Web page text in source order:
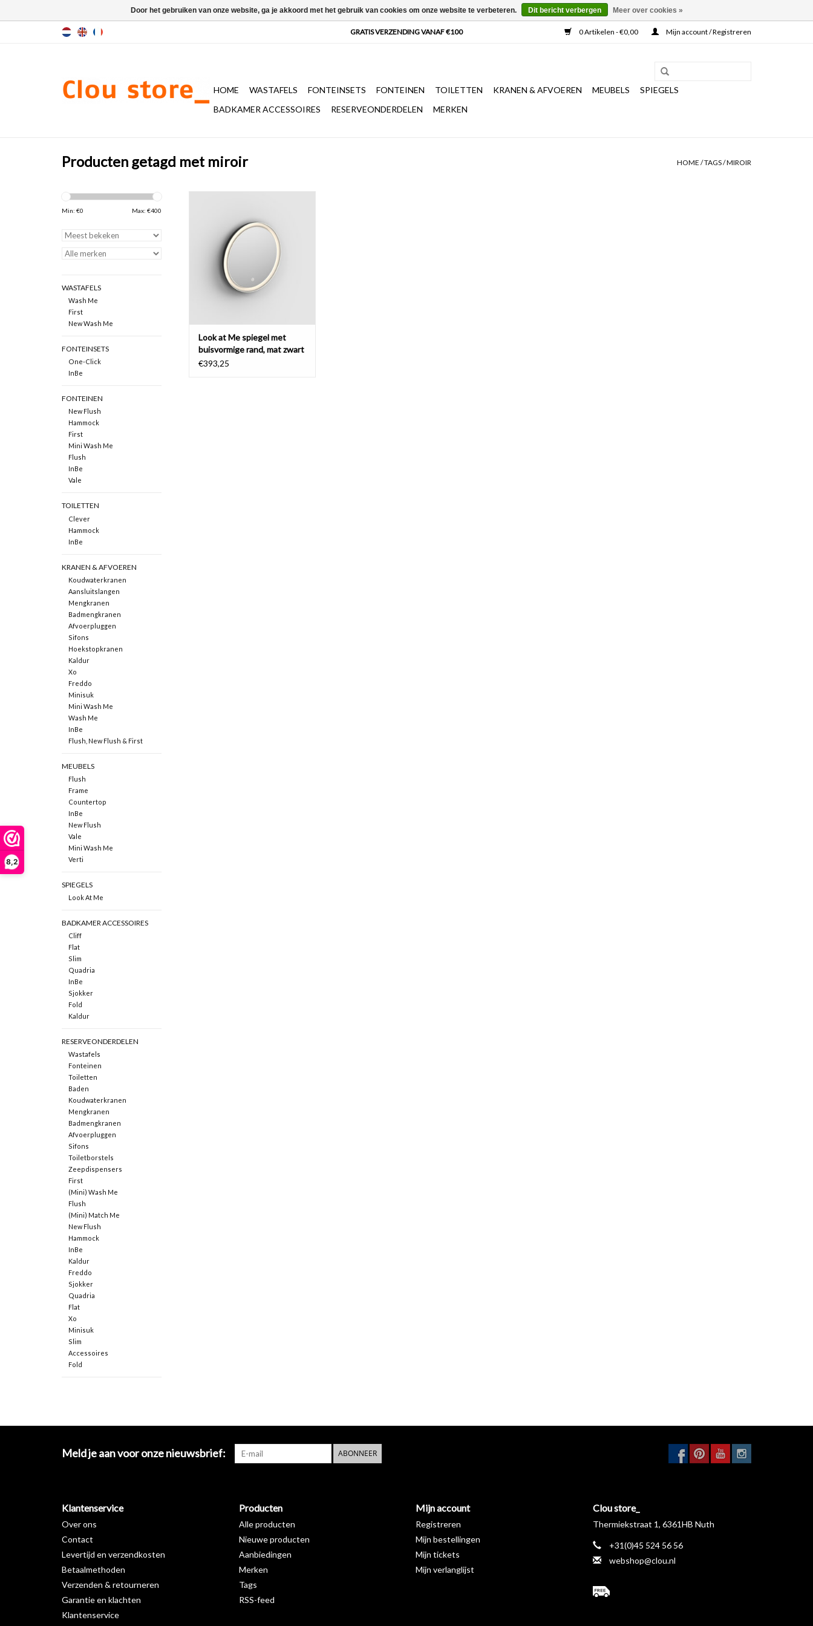
8,2
0 Artikelen - €0,00 Mijn account / Registreren
HOME WASTAFELS FONTEINSETS FONTEINEN TOILETTEN KRANEN & AFVOEREN MEUBELS
SPIEGELS
BADKAMER ACCESSOIRES
RESERVEONDERDELEN MERKEN
Producten getagd met miroir HOME /TAGS/MIROIR
Min: €0 Max: €400
WASTAFELS
Wash Me
First
New Wash Me
FONTEINSETS
One-Click
InBe
FONTEINEN
New Flush
Hammock
First
Mini Wash Me
Flush
InBe
Vale
TOILETTEN
Clever
Hammock
InBe
KRANEN & AFVOEREN
Koudwaterkranen
Aansluitslangen
Mengkranen
Badmengkranen
Afvoerpluggen
Sifons
Hoekstopkranen
Kaldur
Xo
Freddo
Minisuk
Mini Wash Me
Wash Me
InBe
Flush, New Flush & First
MEUBELS
Flush
Frame
Countertop
InBe
New Flush
Vale
Mini Wash Me
Verti
SPIEGELS
Look At Me
BADKAMER ACCESSOIRES
Cliff
Flat
Slim
Quadria
InBe
Sjokker
Fold
Kaldur
RESERVEONDERDELEN
Wastafels
Fonteinen
Toiletten
Baden
Koudwaterkranen
Mengkranen
Badmengkranen
Afvoerpluggen
Sifons
Toiletborstels
Zeepdispensers
First
(Mini) Wash Me
Flush
(Mini) Match Me
New Flush
Hammock
InBe
Kaldur
Freddo
Sjokker
Quadria
Flat
Xo
Minisuk
Slim
Accessoires
Fold
2700K warm licht, met
ophangsysteem en touch aan/uit
TOEVOEGEN AAN WINKELWAGEN
Look at Me spiegel met
buisvormige rand, mat zwart
frame
€393,25
Meld je aan voor onze nieuwsbrief: ABONNEER
Klantenservice
Over ons
Contact
Levertijd en verzendkosten
Betaalmethoden
Verzenden & retourneren
Garantie en klachten
Klantenservice
Producten
Alle producten
Nieuwe producten
Aanbiedingen
Merken
Tags
RSS-feed
Mijn account
Registreren
Mijn bestellingen
Mijn tickets
Mijn verlanglijst
Clou store_
Thermiekstraat 1, 6361HB Nuth
+31(0)45 524 56 56
webshop@clou.nl
Door het gebruiken van onze website, ga je akkoord met het gebruik van cookies om onze website te verbeteren. Dit bericht verbergen Meer over cookies »